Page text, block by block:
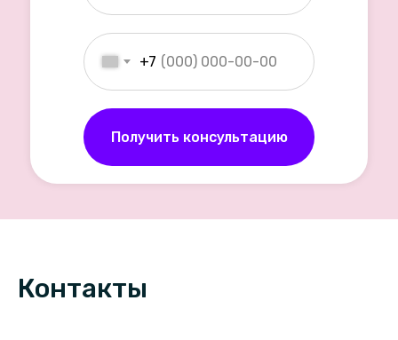
+7
Получить консультацию
Контакты